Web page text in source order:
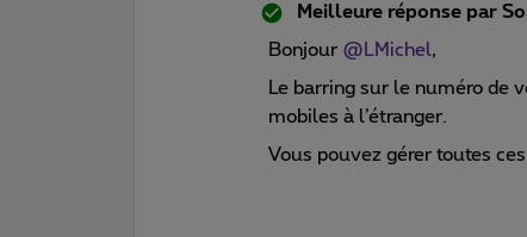
Meilleure réponse par
Bonjour @LMichel,
Le barring sur le numéro de
mobiles à l’étranger.
Vous pouvez gérer toutes